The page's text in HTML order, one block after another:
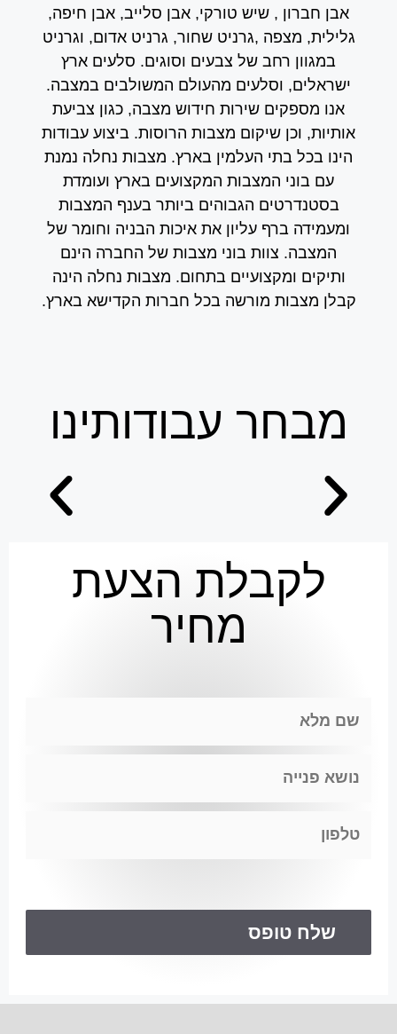
אבן חברון , שיש טורקי, אבן סלייב, אבן חיפה,
גלילית, מצפה ,גרניט שחור, גרניט אדום, וגרניט
במגוון רחב של צבעים וסוגים. סלעים ארץ
ישראלים, וסלעים מהעולם המשולבים במצבה.
אנו מספקים שירות חידוש מצבה, כגון צביעת
אותיות, וכן שיקום מצבות הרוסות. ביצוע עבודות
הינו בכל בתי העלמין בארץ. מצבות נחלה נמנת
עם בוני המצבות המקצועים בארץ ועומדת
בסטנדרטים הגבוהים ביותר בענף המצבות
ומעמידה ברף עליון את איכות הבניה וחומר של
המצבה. צוות בוני מצבות של החברה הינם
ותיקים ומקצועיים בתחום. מצבות נחלה הינה
קבלן מצבות מורשה בכל חברות הקדישא בארץ.
מבחר עבודותינו
לקבלת הצעת
מחיר